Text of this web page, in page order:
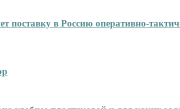
поставку в Россию оперативно-